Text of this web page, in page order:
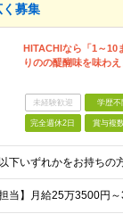
募集
HITACHIなら「1～10
りのの醍醐味を味わえ
未経験歓迎 学歴不
完全週休2日 賞与複